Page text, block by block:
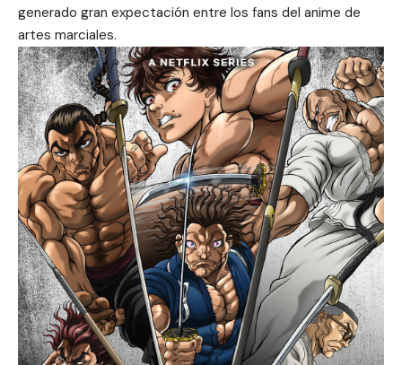
generado gran expectación entre los fans del anime de
artes marciales.